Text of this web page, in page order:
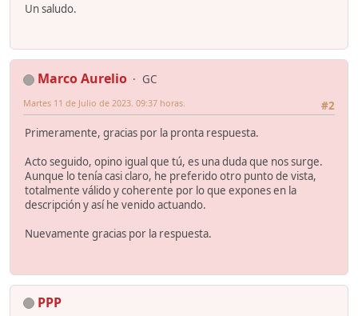
Un saludo.
Marco Aurelio
GC
#2
Martes 11 de Julio de 2023. 09:37 horas.
Primeramente, gracias por la pronta respuesta.
Acto seguido, opino igual que tú, es una duda que nos surge.
Aunque lo tenía casi claro, he preferido otro punto de vista,
totalmente válido y coherente por lo que expones en la
descripción y así he venido actuando.
Nuevamente gracias por la respuesta.
PPP